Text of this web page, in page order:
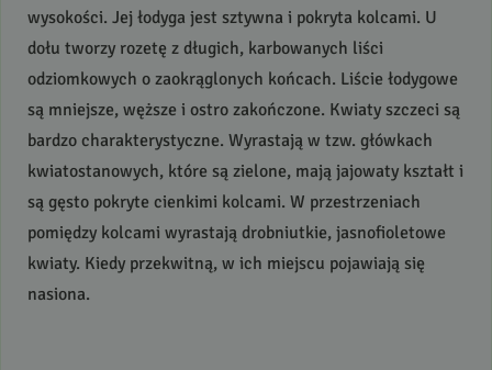
wysokości. Jej łodyga jest sztywna i pokryta kolcami. U
dołu tworzy rozetę z długich, karbowanych liści
odziomkowych o zaokrąglonych końcach. Liście łodygowe
są mniejsze, węższe i ostro zakończone. Kwiaty szczeci są
bardzo charakterystyczne. Wyrastają w tzw. główkach
kwiatostanowych, które są zielone, mają jajowaty kształt i
są gęsto pokryte cienkimi kolcami. W przestrzeniach
pomiędzy kolcami wyrastają drobniutkie, jasnofioletowe
kwiaty. Kiedy przekwitną, w ich miejscu pojawiają się
nasiona.